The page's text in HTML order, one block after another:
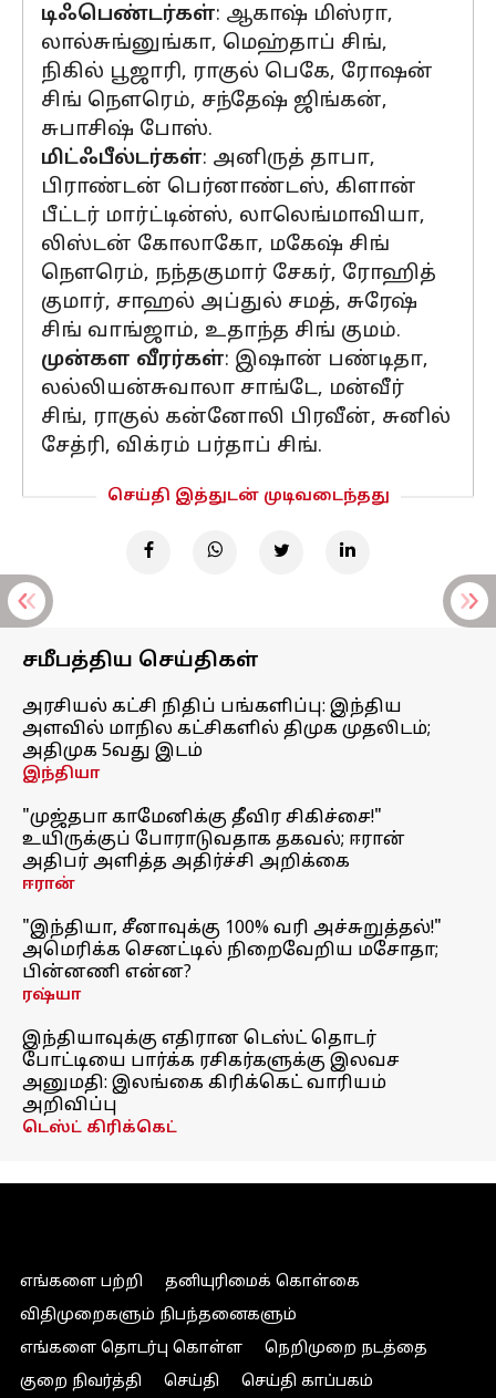
டிஃபெண்டர்கள்: ஆகாஷ் மிஸ்ரா,
லால்சுங்னுங்கா, மெஹ்தாப் சிங்,
நிகில் பூஜாரி, ராகுல் பெகே, ரோஷன்
சிங் நௌரெம், சந்தேஷ் ஜிங்கன்,
சுபாசிஷ் போஸ்.
மிட்ஃபீல்டர்கள்: அனிருத் தாபா,
பிராண்டன் பெர்னாண்டஸ், கிளான்
பீட்டர் மார்ட்டின்ஸ், லாலெங்மாவியா,
லிஸ்டன் கோலாகோ, மகேஷ் சிங்
நௌரெம், நந்தகுமார் சேகர், ரோஹித்
குமார், சாஹல் அப்துல் சமத், சுரேஷ்
சிங் வாங்ஜாம், உதாந்த சிங் குமம்.
முன்கள வீரர்கள்: இஷான் பண்டிதா,
லல்லியன்சுவாலா சாங்டே, மன்வீர்
சிங், ராகுல் கன்னோலி பிரவீன், சுனில்
சேத்ரி, விக்ரம் பர்தாப் சிங்.
செய்தி இத்துடன் முடிவடைந்தது
சமீபத்திய செய்திகள்
அரசியல் கட்சி நிதிப் பங்களிப்பு: இந்திய
அளவில் மாநில கட்சிகளில் திமுக முதலிடம்;
அதிமுக 5வது இடம்
இந்தியா
"முஜ்தபா காமேனிக்கு தீவிர சிகிச்சை!"
உயிருக்குப் போராடுவதாக தகவல்; ஈரான்
அதிபர் அளித்த அதிர்ச்சி அறிக்கை
ஈரான்
"இந்தியா, சீனாவுக்கு 100% வரி அச்சுறுத்தல்!"
அமெரிக்க செனட்டில் நிறைவேறிய மசோதா;
பின்னணி என்ன?
ரஷ்யா
இந்தியாவுக்கு எதிரான டெஸ்ட் தொடர்
போட்டியை பார்க்க ரசிகர்களுக்கு இலவச
அனுமதி: இலங்கை கிரிக்கெட் வாரியம்
அறிவிப்பு
டெஸ்ட் கிரிக்கெட்
எங்களை பற்றி
தனியுரிமைக் கொள்கை
விதிமுறைகளும் நிபந்தனைகளும்
எங்களை தொடர்பு கொள்ள
நெறிமுறை நடத்தை
குறை நிவர்த்தி
செய்தி செய்தி காப்பகம்